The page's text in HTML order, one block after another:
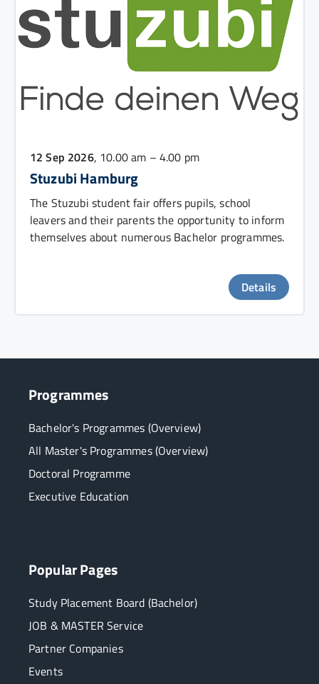
12 Sep 2026, 10.00 am – 4.00 pm
Stuzubi Hamburg
The Stuzubi student fair offers pupils, school
leavers and their parents the opportunity to inform
themselves about numerous Bachelor programmes.
Details
Programmes
Bachelor's Programmes (Overview)
All Master's Programmes (Overview)
Doctoral Programme
Executive Education
Popular Pages
Study Placement Board (Bachelor)
JOB & MASTER Service
Partner Companies
Events